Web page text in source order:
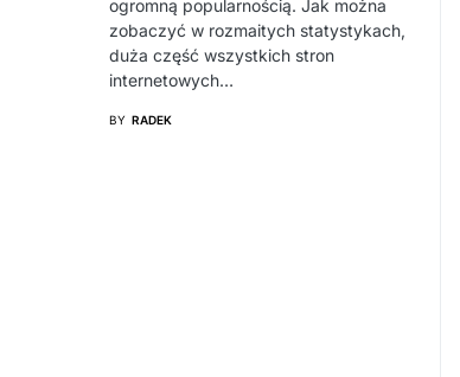
ogromną popularnością. Jak można
zobaczyć w rozmaitych statystykach,
duża część wszystkich stron
internetowych…
BY RADEK